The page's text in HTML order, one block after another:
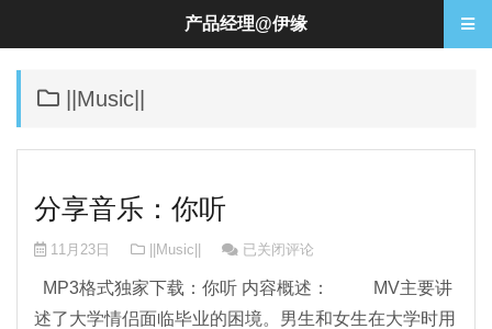
||Music||
分享音乐：你听
11月23日 ||Music|| 分享音乐：你听
已关闭评论
MP3格式独家下载：你听 内容概述： MV主要讲
述了大学情侣面临毕业的困境。男生和女生在大学时用
产品经理@伊缘